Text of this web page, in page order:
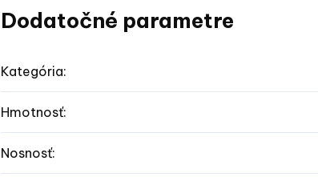
Dodatočné parametre
Kategória:
Hmotnosť:
Nosnosť: